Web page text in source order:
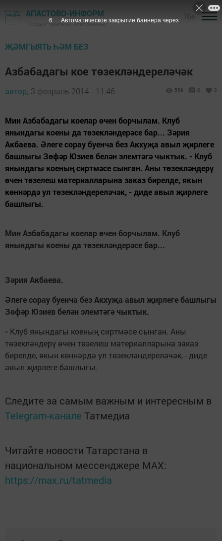
АПАСТОВО-ИНФОРМ
"Йолдыз" газетасы - Апас районы
ҖӘМГЫЯТЬ ҺӘМ БЕЗ
Азбабадагы кое төзекләндереләчәк
автор, 3 февраль 2014 - 11:46 569 0 0
Мин Азбабадагы коелар өчен борчылам. Клуб
янындагы коены да төзекләндерәсе бар... Зәрия
Акбаева. Әлеге сорау буенча без Акхуҗа авыл җирлеге
башлыгы Зөфәр Юзиев белән элемтәгә чыктык. - Клуб
янындагы коеның сиртмәсе сынган. Аны төзекләндерү
өчен төзелеш материалларына заказ бирелде, якын
көннәрдә ул төзекләндереләчәк, - диде авыл җирлеге
башлыгы.
Мин Азбабадагы коелар өчен борчылам. Клуб
янындагы коены да төзекләндерәсе бар...
Зәрия Акбаева.
Әлеге сорау буенча без Акхуҗа авыл җирлеге башлыгы
Зөфәр Юзиев белән элемтәгә чыктык.
- Клуб янындагы коеның сиртмәсе сынган. Аны
төзекләндерү өчен төзелеш материалларына заказ
бирелде, якын көннәрдә ул төзекләндереләчәк, - диде
авыл җирлеге башлыгы.
Следите за самым важным и интересным в
Telegram-канале Татмедиа
Читайте новости Татарстана в
национальном мессенджере MАХ:
https://max.ru/tatmedia
5 Автоматическое закрытие баннера через